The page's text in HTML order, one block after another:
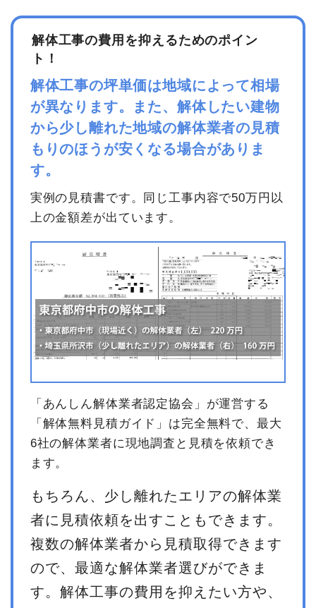
品名 数量 単価
内装解体店舗10坪1階建て
養生費
1式
50,000円
家具・家電処分
1式
50,000円
室内残置物撤去
2m³ 35,000円
70,000円
諸経費
50,000円
値引き
小計
800,000円
消費税
合計金額
880,000円
解体工事の費用を抑えるためのポイン
ト！
解体工事の坪単価は地域によって相場
が異なります。また、解体したい建物
から少し離れた地域の解体業者の見積
もりのほうが安くなる場合がありま
す。
実例の見積書です。同じ工事内容で50万円以
上の金額差が出ています。
「あんしん解体業者認定協会」が運営する
「解体無料見積ガイド」は完全無料で、最大
6社の解体業者に現地調査と見積を依頼でき
ます。
もちろん、少し離れたエリアの解体業
者に見積依頼を出すこともできます。
複数の解体業者から見積取得できます
ので、最適な解体業者選びができま
す。解体工事の費用を抑えたい方や、